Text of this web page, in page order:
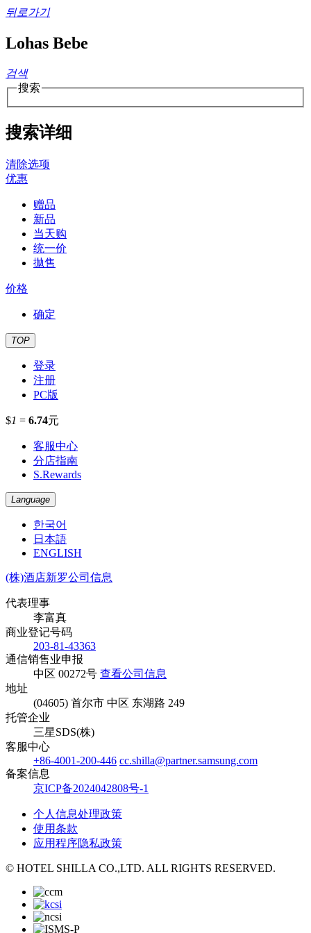
뒤로가기
Lohas Bebe
검색
搜索
搜索详细
清除选项
优惠
赠品
新品
当天购
统一价
拋售
价格
确定
TOP
登录
注册
PC版
$1 = 6.74元
客服中心
分店指南
S.Rewards
Language
한국어
日本語
ENGLISH
(株)酒店新罗公司信息
代表理事
李富真
商业登记号码
203-81-43363
通信销售业申报
中区 00272号 查看公司信息
地址
(04605) 首尔市 中区 东湖路 249
托管企业
三星SDS(株)
客服中心
+86-4001-200-446 cc.shilla@partner.samsung.com
备案信息
京ICP备2024042808号-1
个人信息处理政策
使用条款
应用程序隐私政策
© HOTEL SHILLA CO.,LTD. ALL RIGHTS RESERVED.